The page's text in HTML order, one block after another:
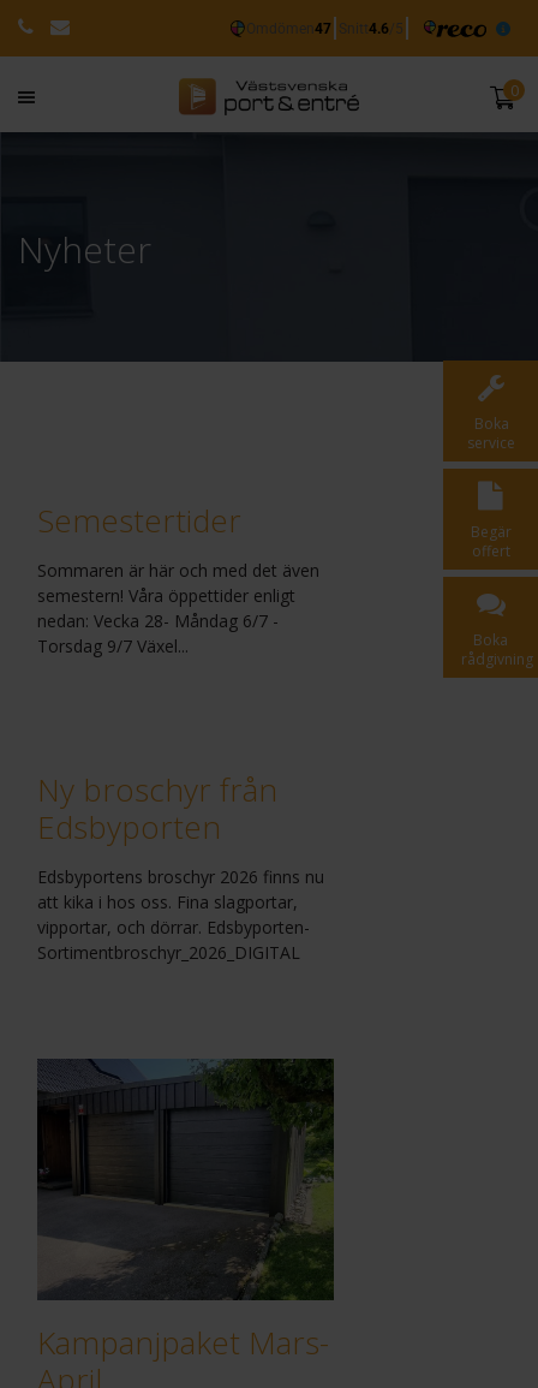
Boka
rådgivning
Begär
offert
Boka
service
0
Nyheter
Semestertider
Sommaren är här och med det även
semestern! Våra öppettider enligt
nedan: Vecka 28- Måndag 6/7 -
Torsdag 9/7 Växel...
Ny broschyr från
Edsbyporten
Edsbyportens broschyr 2026 finns nu
att kika i hos oss. Fina slagportar,
vipportar, och dörrar. Edsbyporten-
Sortimentbroschyr_2026_DIGITAL
Kampanjpaket Mars-